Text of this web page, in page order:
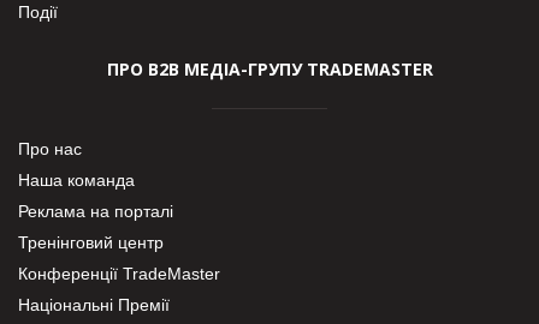
Події
ПРО В2В МЕДІА-ГРУПУ TRADEMASTER
Про нас
Наша команда
Реклама на порталі
Тренінговий центр
Конференції TradeMaster
Національні Премії